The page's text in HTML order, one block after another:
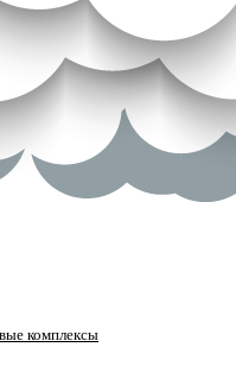
комплексы